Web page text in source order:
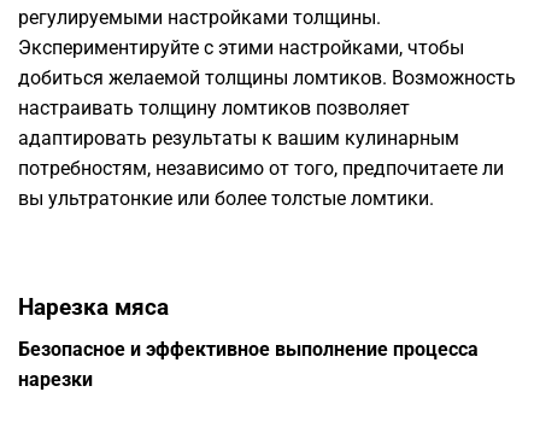
регулируемыми настройками толщины.
Экспериментируйте с этими настройками, чтобы
добиться желаемой толщины ломтиков. Возможность
настраивать толщину ломтиков позволяет
адаптировать результаты к вашим кулинарным
потребностям, независимо от того, предпочитаете ли
вы ультратонкие или более толстые ломтики.
Нарезка мяса
Безопасное и эффективное выполнение процесса
нарезки